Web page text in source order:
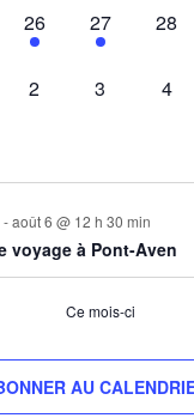
1
évènement,
26
1
évènement,
27
0
28
0
2
0
3
0
4
-août 6 @ 12 h 30 min
voyage à Pont-Aven
Ce mois-ci
AU